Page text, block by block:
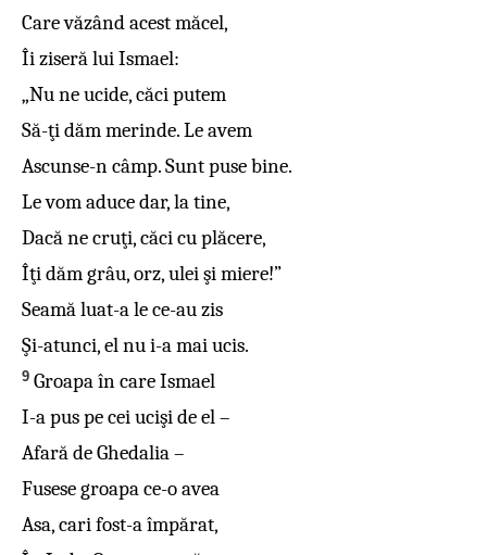
Care văzând acest măcel,
Îi ziseră lui Ismael:
„Nu ne ucide, căci putem
Să-ţi dăm merinde. Le avem
Ascunse-n câmp. Sunt puse bine.
Le vom aduce dar, la tine,
Dacă ne cruţi, căci cu plăcere,
Îţi dăm grâu, orz, ulei şi miere!”
Seamă luat-a le ce-au zis
Şi-atunci, el nu i-a mai ucis.
9 Groapa în care Ismael
I-a pus pe cei ucişi de el –
Afară de Ghedalia –
Fusese groapa ce-o avea
Asa, cari fost-a împărat,